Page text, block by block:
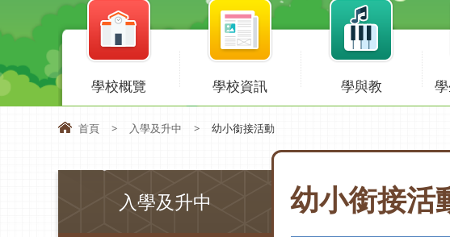
學校概覽 學校資訊 學與教
首頁 > 入學及升中 > 幼小銜接活動
幼小銜接活
入學及升中